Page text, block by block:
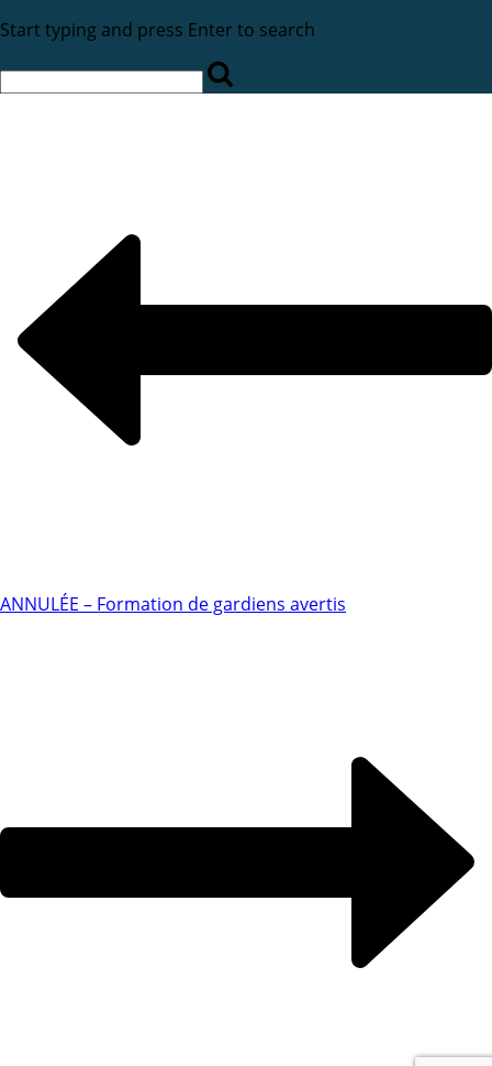
Start typing and press Enter to search
ANNULÉE – Formation de gardiens avertis